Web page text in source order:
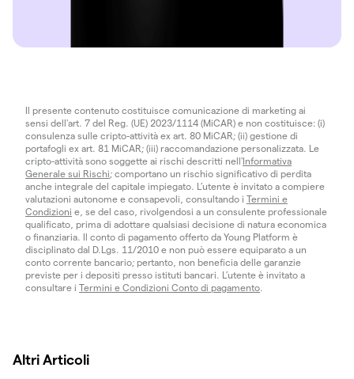
Il presente contenuto costituisce comunicazione di marketing ai
sensi dell'art. 7 del Reg. (UE) 2023/1114 (MiCAR) e non costituisce: (i)
consulenza sulle cripto-attività ex art. 80 MiCAR; (ii) gestione di
portafogli ex art. 81 MiCAR; (iii) raccomandazione personalizzata. Le
cripto-attività sono soggette ai rischi descritti nell'Informativa
Generale sui Rischi; comportano un rischio significativo di perdita
anche integrale del capitale impiegato. L’utente è invitato a compiere
valutazioni autonome e consapevoli, consultando i Termini e
Condizioni e, se del caso, rivolgendosi a un consulente professionale
qualificato, prima di adottare qualsiasi decisione di natura economica
o finanziaria. Il conto di pagamento offerto da Young Platform è
disciplinato dal D.Lgs. 11/2010 e non può essere equiparato a un
conto corrente bancario; pertanto, non beneficia delle garanzie
previste per i depositi presso istituti bancari. L’utente è invitato a
consultare i Termini e Condizioni Conto di pagamento.
Altri Articoli